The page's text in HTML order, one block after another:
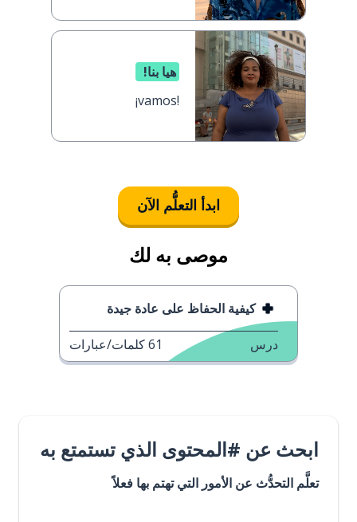
هيا بنا!
¡vamos!
ابدأ التعلُّم الآن
موصى به لك
كيفية الحفاظ على عادة جيدة
درس 61كلمات/عبارات
ابحث عن #المحتوى الذي تستمتع به
تعلَّم التحدُّث عن الأمور التي تهتم بها فعلاً